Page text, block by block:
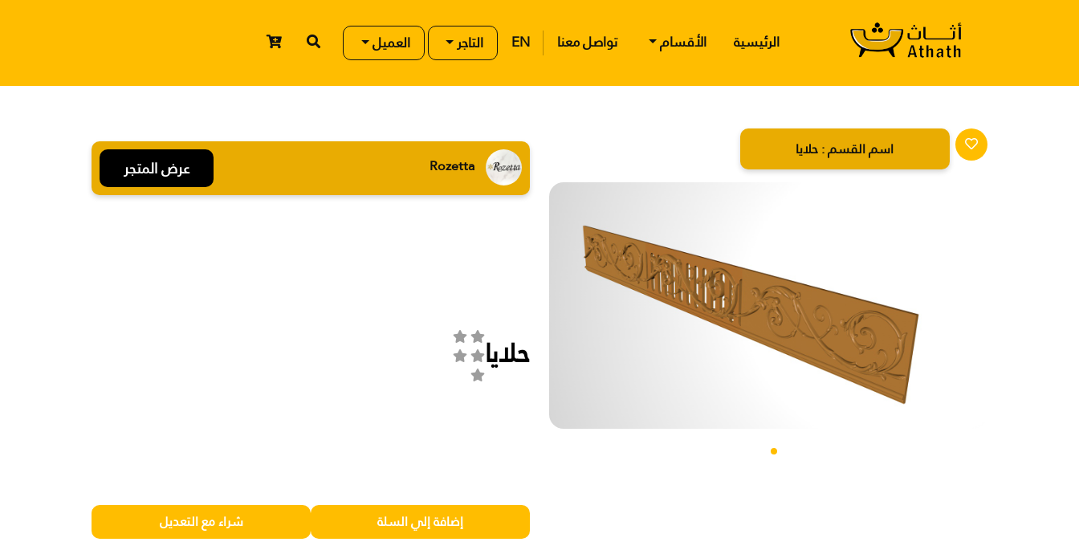
الرئيسية الأقسام تواصل معنا EN التاجر العميل
اسم القسم :حلايا
عرض المتجر
حلايا